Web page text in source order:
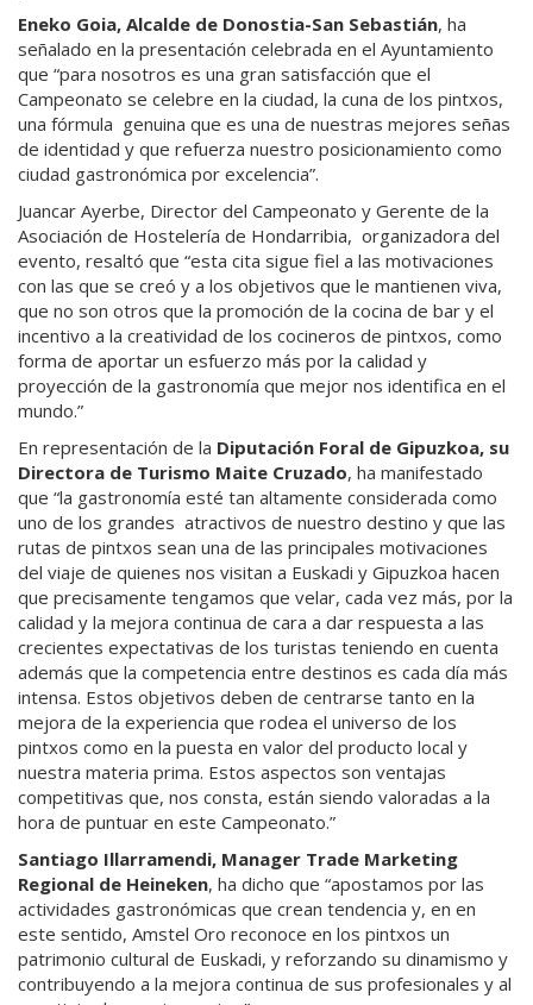
Eneko Goia, Alcalde de Donostia-San Sebastián, ha
señalado en la presentación celebrada en el Ayuntamiento
que “para nosotros es una gran satisfacción que el
Campeonato se celebre en la ciudad, la cuna de los pintxos,
una fórmula genuina que es una de nuestras mejores señas
de identidad y que refuerza nuestro posicionamiento como
ciudad gastronómica por excelencia”.
Juancar Ayerbe, Director del Campeonato y Gerente de la
Asociación de Hostelería de Hondarribia, organizadora del
evento, resaltó que “esta cita sigue fiel a las motivaciones
con las que se creó y a los objetivos que le mantienen viva,
que no son otros que la promoción de la cocina de bar y el
incentivo a la creatividad de los cocineros de pintxos, como
forma de aportar un esfuerzo más por la calidad y
proyección de la gastronomía que mejor nos identifica en el
mundo.”
En representación de la Diputación Foral de Gipuzkoa, su
Directora de Turismo Maite Cruzado, ha manifestado
que “la gastronomía esté tan altamente considerada como
uno de los grandes atractivos de nuestro destino y que las
rutas de pintxos sean una de las principales motivaciones
del viaje de quienes nos visitan a Euskadi y Gipuzkoa hacen
que precisamente tengamos que velar, cada vez más, por la
calidad y la mejora continua de cara a dar respuesta a las
crecientes expectativas de los turistas teniendo en cuenta
además que la competencia entre destinos es cada día más
intensa. Estos objetivos deben de centrarse tanto en la
mejora de la experiencia que rodea el universo de los
pintxos como en la puesta en valor del producto local y
nuestra materia prima. Estos aspectos son ventajas
competitivas que, nos consta, están siendo valoradas a la
hora de puntuar en este Campeonato.”
Santiago Illarramendi, Manager Trade Marketing
Regional de Heineken, ha dicho que “apostamos por las
actividades gastronómicas que crean tendencia y, en en
este sentido, Amstel Oro reconoce en los pintxos un
patrimonio cultural de Euskadi, y reforzando su dinamismo y
contribuyendo a la mejora continua de sus profesionales y al